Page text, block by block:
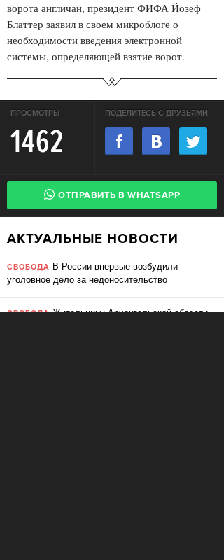
ворота англичан, президент ФИФА Йозеф
Блаттер заявил в своем микроблоге о
необходимости введения электронной
системы, определяющей взятие ворот.
ПРОСМОТРЫ
1462
ПОДЕЛИТЕСЬ С ДРУЗЬЯМИ
ОТПРАВИТЬ В WHATSAPP
АКТУАЛЬНЫЕ НОВОСТИ
СВОБОДА В России впервые возбудили
уголовное дело за недоносительство
СВОБОДАЖительницу Архангельской области